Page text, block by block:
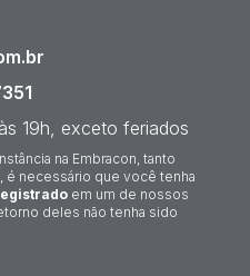
19h, exceto feriados
na Embracon, tanto
é necessário que você tenha
em um de nossos
deles não tenha sido